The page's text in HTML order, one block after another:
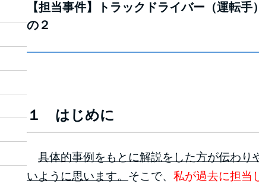
【担当事件】トラックドライバー（運転
の２
１ はじめに
具体的事例をもとに解説をした方が伝わ
いように思います。 そこで、 私が過去に担当